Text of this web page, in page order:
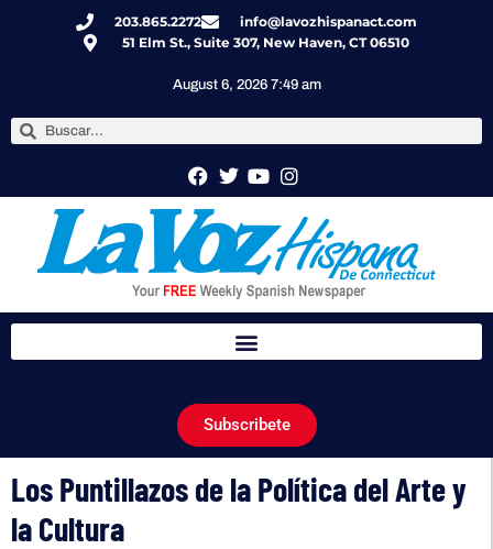
203.865.2272
info@lavozhispanact.com
51 Elm St., Suite 307, New Haven, CT 06510
August 6, 2026 7:49 am
Subscribete
Los Puntillazos de la Política del Arte y
la Cultura